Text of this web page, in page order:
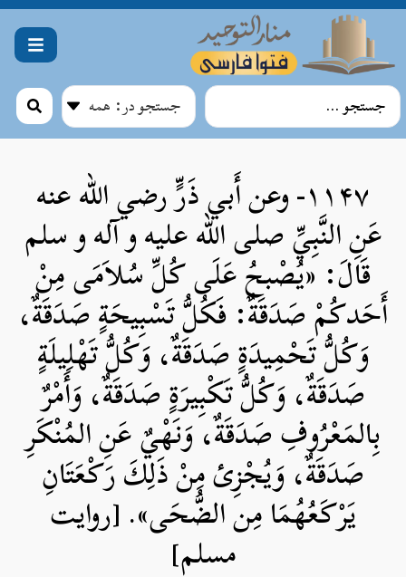
۱۱۴۷- وعن أَبي ذَرٍّ رضي الله عنه
عَنِ النَّبِيِّ صلی الله علیه و آله و سلم
قَالَ: «يُصْبحُ عَلَى كُلِّ سُلاَمَى مِنْ
أَحَدكُمْ صَدَقَةٌ: فَكُلُّ تَسْبِيحَةٍ صَدَقَةٌ،
وَكُلُّ تَحْمِيدَةٍ صَدَقَةٌ، وَكُلُّ تَهْلِيلَةٍ
صَدَقَةٌ، وَكُلُّ تَكْبِيرَةٍ صَدَقَةٌ، وَأَمْرٌ
بِالمَعْرُوفِ صَدَقَةٌ، وَنَهْيٌ عَنِ المُنْكَرِ
صَدَقَةٌ، وَيُجْزِئ مِنْ ذَلِكَ رَكْعَتَانِ
يَرْكَعُهُمَا مِن الضُّحَى». [روایت
مسلم]